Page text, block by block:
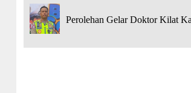
Perolehan Gelar Doktor Kilat